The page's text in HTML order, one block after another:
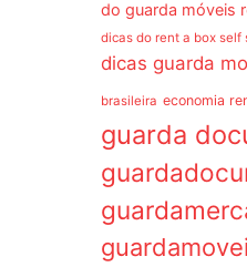
do guarda móveis
dicas do rent a box self
dicas guarda
brasileira economia
guarda